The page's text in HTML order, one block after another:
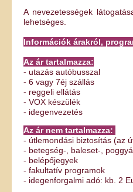
A nevezetességek
lehetséges.
Információk árakról,
Az ár tartalmazza:
- utazás autóbusszal
- 6 vagy 7éj szállás
- reggeli ellátás
- VOX készülék
- idegenvezetés
Az ár nem tartalmazza:
- útlemondási biztosítás (az
- betegség-, baleset-,
- belépőjegyek
- fakultatív programok
- idegenforgalmi adó: kb. 2